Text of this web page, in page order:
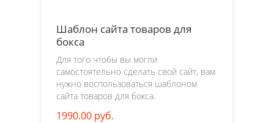
Шаблон сайта товаров для
бокса
Для того чтобы вы могли
самостоятельно сделать свой сайт, вам
нужно воспользоваться шаблоном
сайта товаров для бокса.
1990.00 руб.